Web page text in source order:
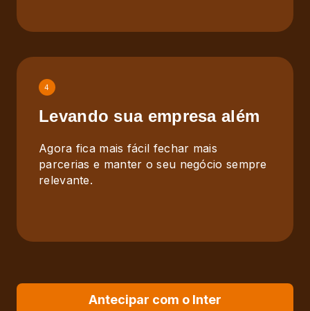
4
Levando sua empresa além
Agora fica mais fácil fechar mais
parcerias e manter o seu negócio sempre
relevante.
Antecipar com o Inter